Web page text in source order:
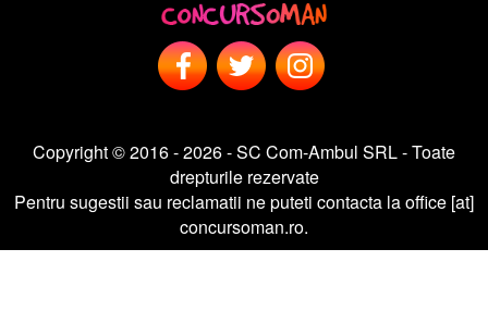
Copyright © 2016 - 2026 - SC Com-Ambul SRL - Toate
drepturile rezervate
Pentru sugestii sau reclamatii ne puteti contacta la office [at]
concursoman.ro.